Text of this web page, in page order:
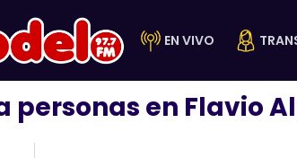
EN VIVO
personas en Flavio